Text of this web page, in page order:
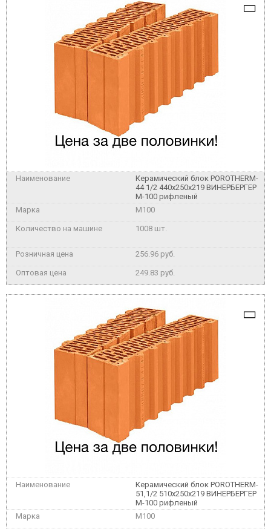
Керамический блок POROTHERM-
44 1/2 440x250x219 ВИНЕРБЕРГЕР
М-100 рифленый
M100
1008 шт.
256.96 руб.
249.83 руб.
Керамический блок POROTHERM-
51,1/2 510x250x219 ВИНЕРБЕРГЕР
М-100 рифленый
M100